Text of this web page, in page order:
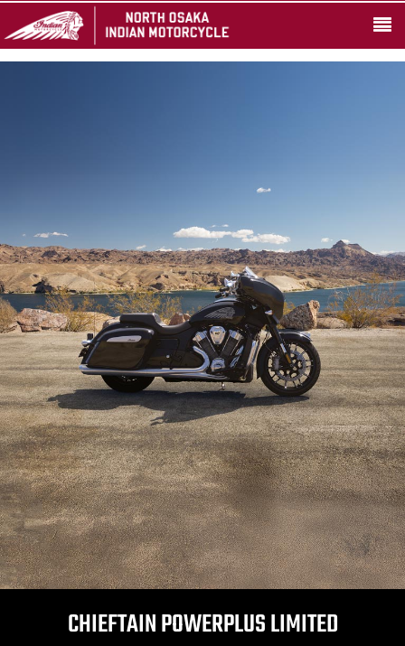
CHIEFTAIN POWERPLUS LIMITED